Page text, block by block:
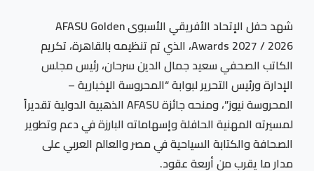
شهد حفل الإتحاد الأفريقي الأسبوى AFASU Golden
Awards 2027 / 2026، الذي تم تنظيمه بالقاهرة، تكريم
الكاتب الصحفي سعيد جمال الدين سرحان، رئيس مجلس
الإدارة ورئيس التحرير لبوابة “المحروسة الإخبارية –
المحروسة نيوز”، ومنحه جائزة AFASU الذهبية الدولية تقديراً
لمسيرته المهنية الحافلة وإسهاماته البارزة في دعم وتطوير
الصحافة والكتابة السياحية في مصر والعالم العربي على
مدار ما يقرب من أربعة عقود.